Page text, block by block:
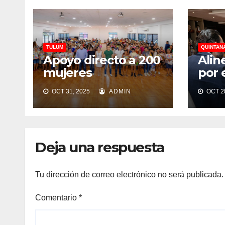
TULUM
Apoyo directo a 200
mujeres
tulumnenses
OCT 31, 2025 ADMIN
por
OCT
Deja una respuesta
Tu dirección de correo electrónico no será publicada.
Comentario *